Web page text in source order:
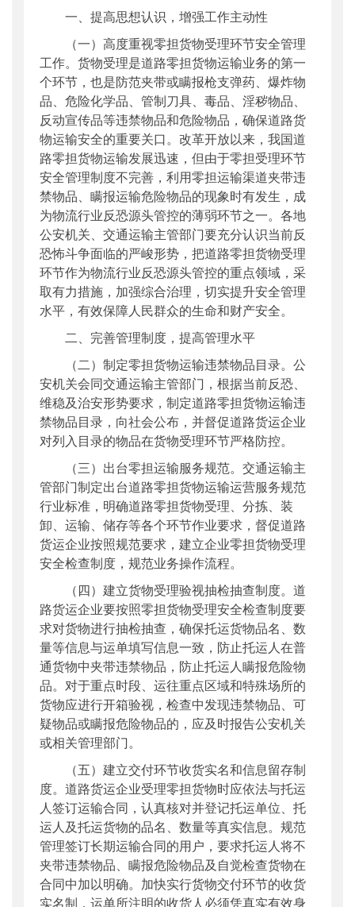
一、提高思想认识，增强工作主动性
（一）高度重视零担货物受理环节安全管理
工作。货物受理是道路零担货物运输业务的第一
个环节，也是防范夹带或瞒报枪支弹药、爆炸物
品、危险化学品、管制刀具、毒品、淫秽物品、
反动宣传品等违禁物品和危险物品，确保道路货
物运输安全的重要关口。改革开放以来，我国道
路零担货物运输发展迅速，但由于零担受理环节
安全管理制度不完善，利用零担运输渠道夹带违
禁物品、瞒报运输危险物品的现象时有发生，成
为物流行业反恐源头管控的薄弱环节之一。各地
公安机关、交通运输主管部门要充分认识当前反
恐怖斗争面临的严峻形势，把道路零担货物受理
环节作为物流行业反恐源头管控的重点领域，采
取有力措施，加强综合治理，切实提升安全管理
水平，有效保障人民群众的生命和财产安全。
二、完善管理制度，提高管理水平
（二）制定零担货物运输违禁物品目录。公
安机关会同交通运输主管部门，根据当前反恐、
维稳及治安形势要求，制定道路零担货物运输违
禁物品目录，向社会公布，并督促道路货运企业
对列入目录的物品在货物受理环节严格防控。
（三）出台零担运输服务规范。交通运输主
管部门制定出台道路零担货物运输运营服务规范
行业标准，明确道路零担货物受理、分拣、装
卸、运输、储存等各个环节作业要求，督促道路
货运企业按照规范要求，建立企业零担货物受理
安全检查制度，规范业务操作流程。
（四）建立货物受理验视抽检抽查制度。道
路货运企业要按照零担货物受理安全检查制度要
求对货物进行抽检抽查，确保托运货物品名、数
量等信息与运单填写信息一致，防止托运人在普
通货物中夹带违禁物品，防止托运人瞒报危险物
品。对于重点时段、运往重点区域和特殊场所的
货物应进行开箱验视，检查中发现违禁物品、可
疑物品或瞒报危险物品的，应及时报告公安机关
或相关管理部门。
（五）建立交付环节收货实名和信息留存制
度。道路货运企业受理零担货物时应依法与托运
人签订运输合同，认真核对并登记托运单位、托
运人及托运货物的品名、数量等真实信息。规范
管理签订长期运输合同的用户，要求托运人将不
夹带违禁物品、瞒报危险物品及自觉检查货物在
合同中加以明确。加快实行货物交付环节的收货
实名制，运单所注明的收货人必须凭真实有效身